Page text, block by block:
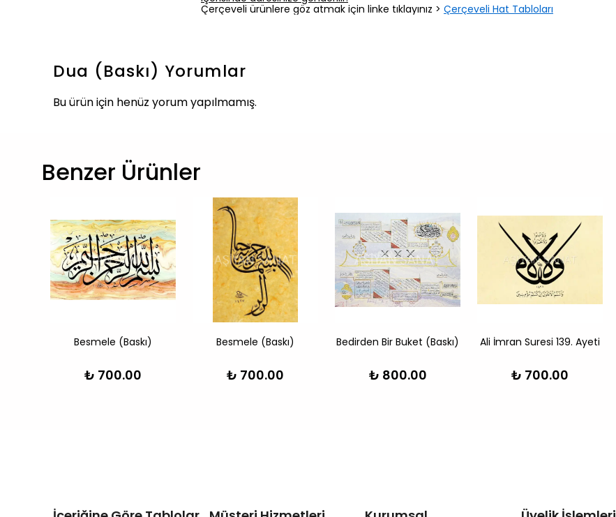
Çerçeveli ürünlere göz atmak için linke tıklayınız > Çerçeveli Hat Tabloları
Dua (Baskı) Yorumlar
Bu ürün için henüz yorum yapılmamış.
Benzer Ürünler
Besmele (Baskı)
₺ 700.00
Besmele (Baskı)
₺ 700.00
Bedirden Bir Buket (Baskı)
₺ 800.00
Ali İmran Suresi 139. Ayeti
₺ 700.00